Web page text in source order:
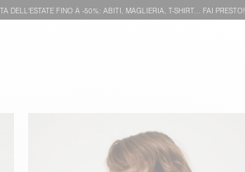
DELL'ESTATE FINO A -50%: ABITI, MAGLIERIA, T-SHIRT… FAI PRESTO!